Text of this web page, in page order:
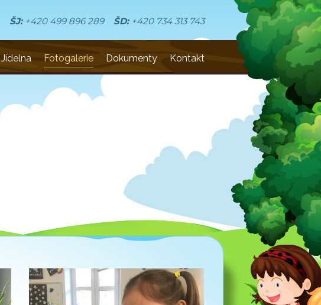
ŠJ: +420 499 896 289 ŠD: +420 734 313 743
Jídelna Fotogalerie Dokumenty Kontakt